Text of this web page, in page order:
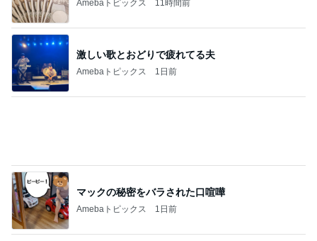
Amebaトピックス 1日前
ハイブランド面接で答えに詰まった質問
Amebaトピックス